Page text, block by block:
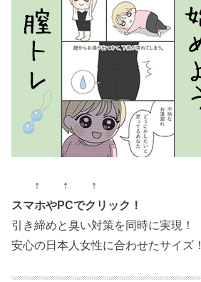
↑ ↑ ↑
スマホやPCでクリック！
引き締めと臭い対策を同時に実現！
安心の日本人女性に合わせたサイズ！